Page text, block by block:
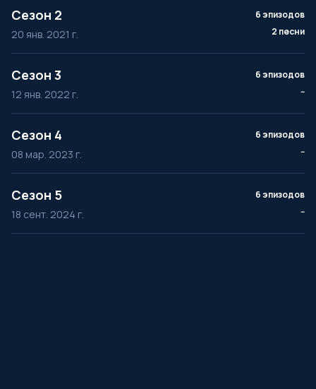
Сезон 2
20 янв. 2021 г.
6 эпизодов
2 песни
Сезон 3
12 янв. 2022 г.
6 эпизодов
--
Сезон 4
08 мар. 2023 г.
6 эпизодов
--
Сезон 5
18 сент. 2024 г.
6 эпизодов
--